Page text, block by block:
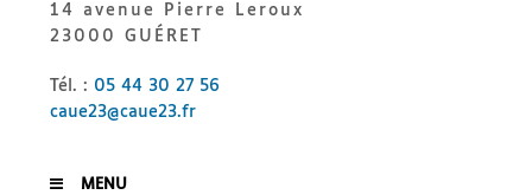
14 avenue Pierre Leroux
23000 GUÉRET
Tél. : 05 44 30 27 56
caue23@caue23.fr
MENU